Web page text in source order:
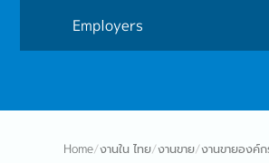
Employers
Home/งานใน ไทย/งานขาย/งานขายองค์ก